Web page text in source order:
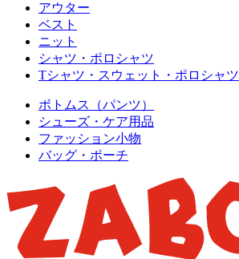
アウター
ベスト
ニット
シャツ・ポロシャツ
Tシャツ・スウェット・ポロシャツ
ボトムス（パンツ）
シューズ・ケア用品
ファッション小物
バッグ・ポーチ